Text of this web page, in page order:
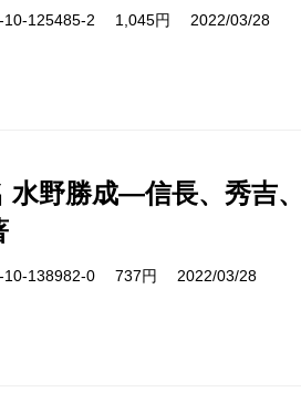
10-125485-2 1,045円 2022/03/28
水野勝成―信長、秀吉
10-138982-0 737円 2022/03/28